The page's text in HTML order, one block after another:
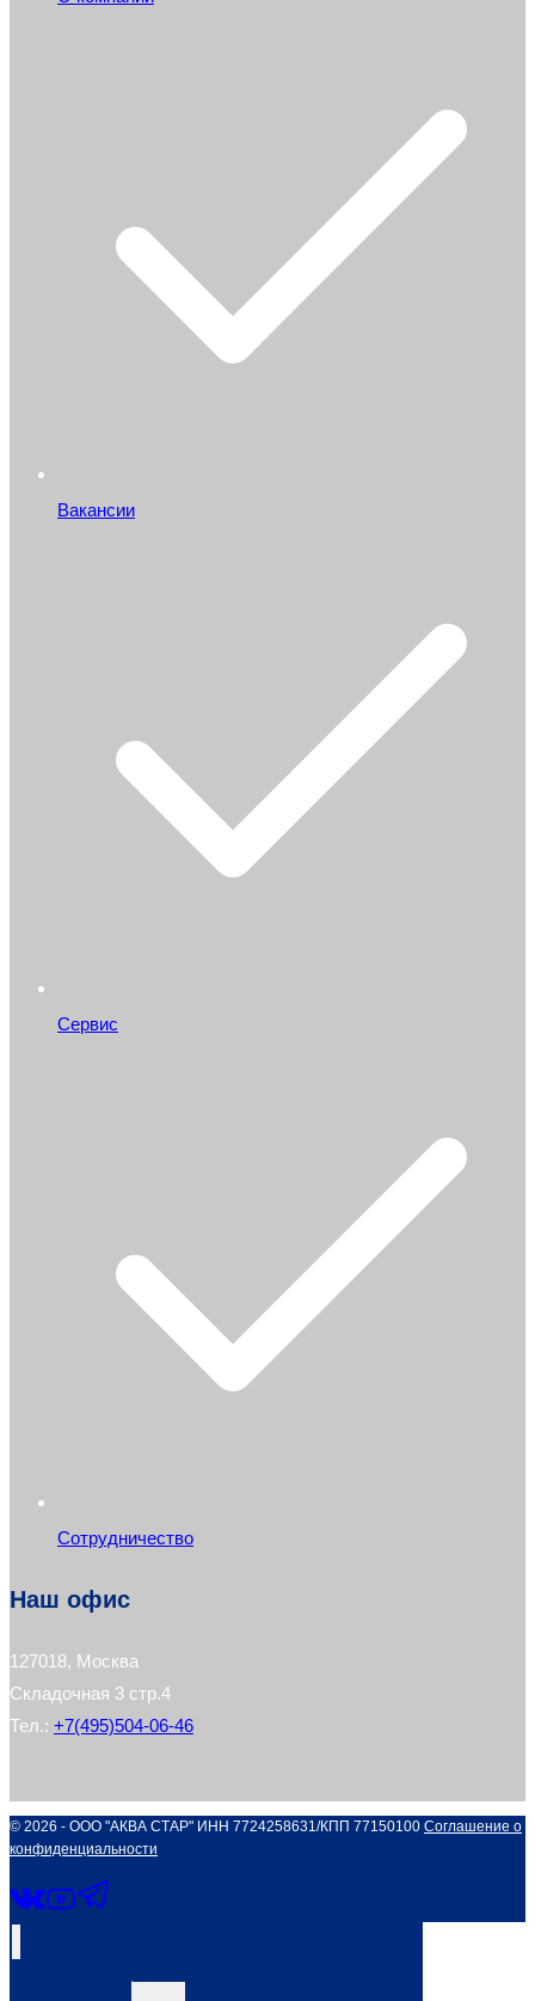
Вакансии
Сервис
Сотрудничество
Наш офис
127018, Москва
Складочная 3 стр.4
Тел.: +7(495)504-06-46
© 2026 - ООО "АКВА СТАР" ИНН 7724258631/КПП 77150100 Соглашение о
конфиденциальности